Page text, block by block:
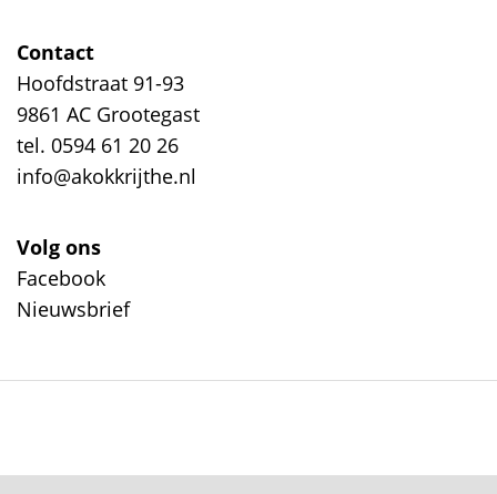
Contact
Hoofdstraat 91-93
9861 AC Grootegast
tel. 0594 61 20 26
info@akokkrijthe.nl
Volg ons
Facebook
Nieuwsbrief